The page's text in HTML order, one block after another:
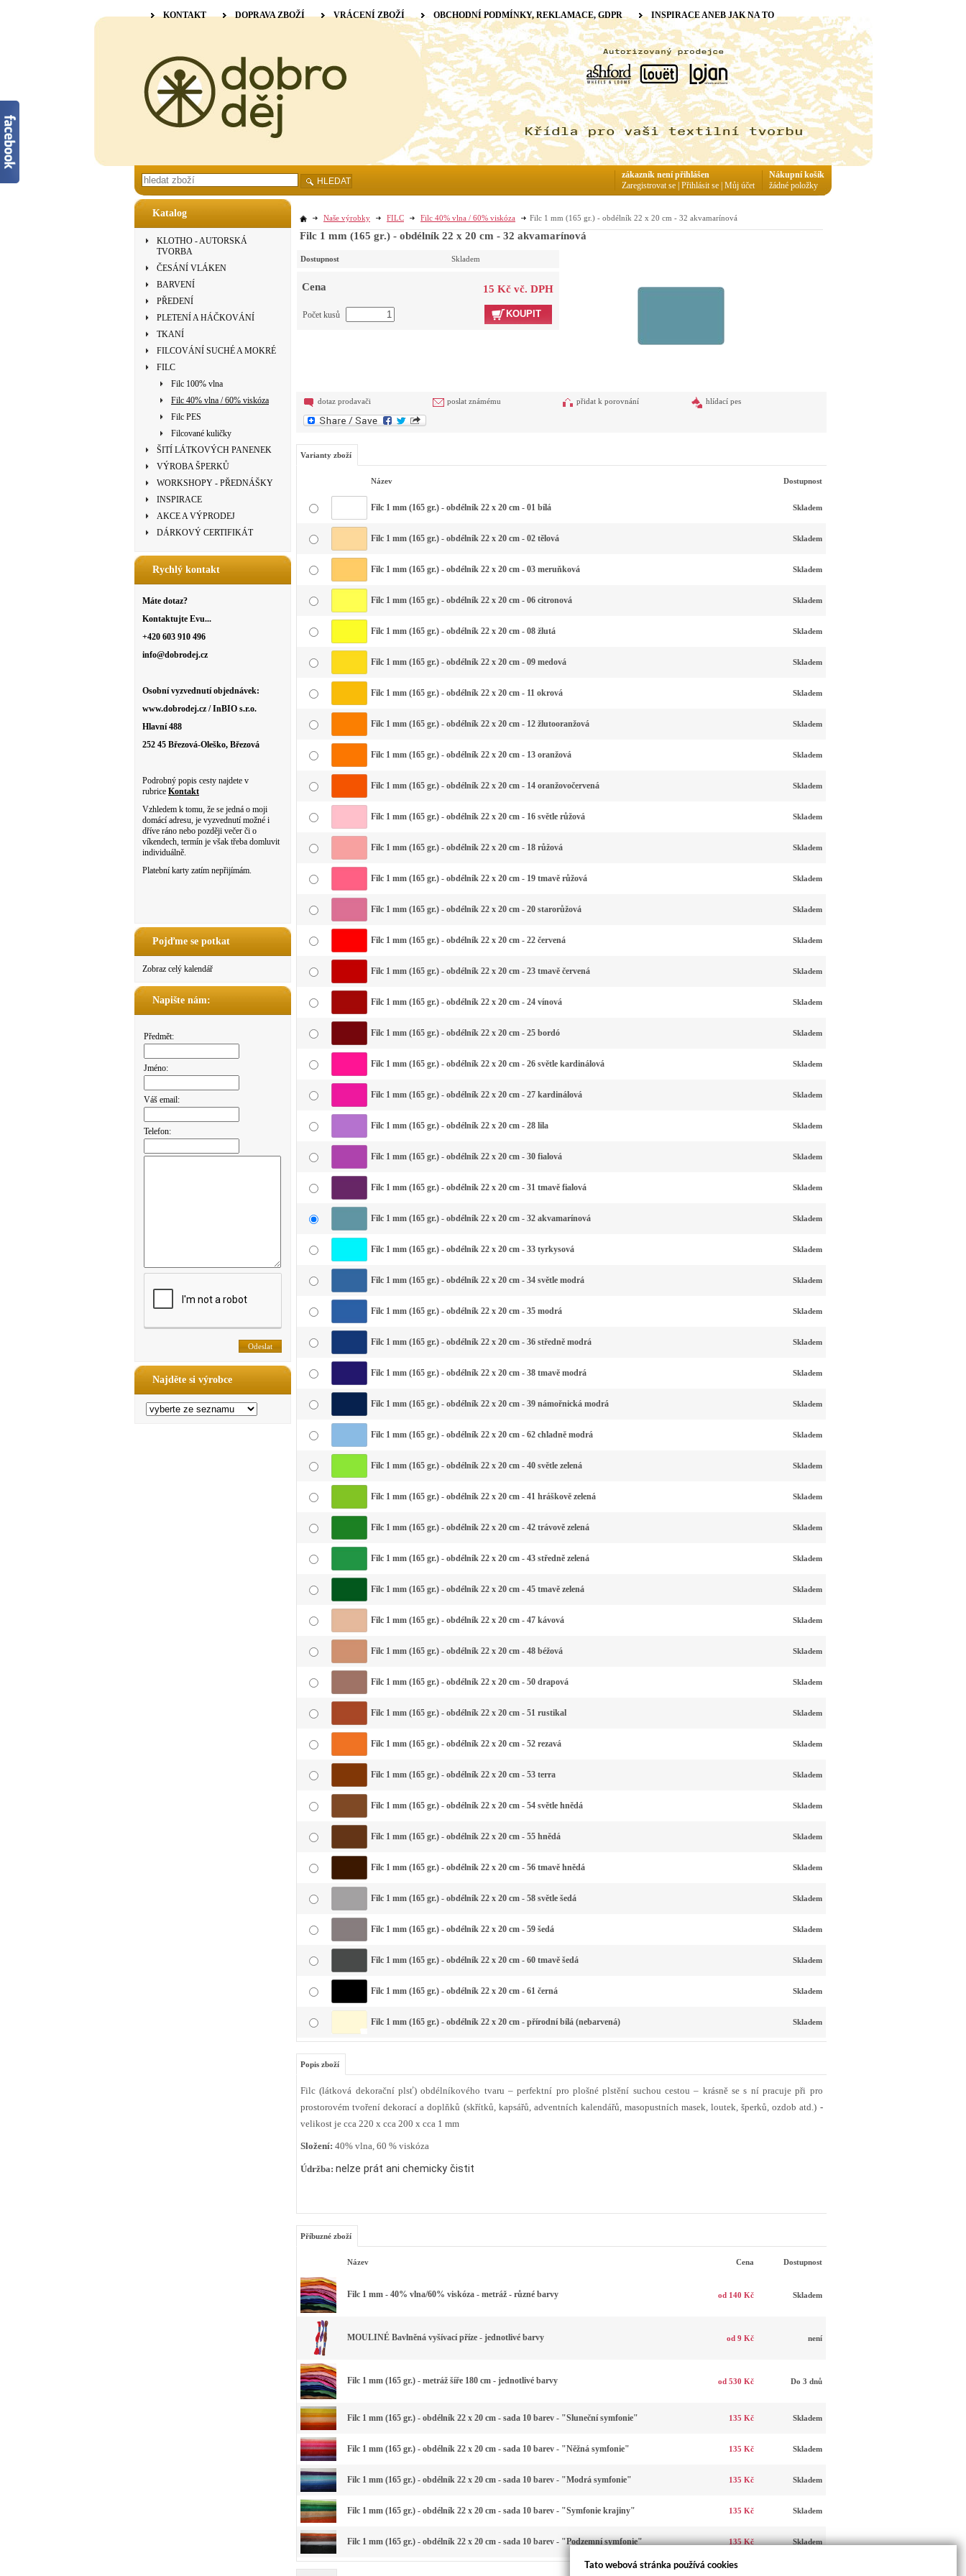
Katalog
KLOTHO - AUTORSKÁ
TVORBA
ČESÁNÍ VLÁKEN
BARVENÍ
PŘEDENÍ
PLETENÍ A HÁČKOVÁNÍ
TKANÍ
FILCOVÁNÍ SUCHÉ A MOKRÉ
FILC
Filc 100% vlna
Filc 40% vlna / 60% viskóza
Filc PES
Filcované kuličky
ŠITÍ LÁTKOVÝCH PANENEK
VÝROBA ŠPERKŮ
WORKSHOPY - PŘEDNÁŠKY
INSPIRACE
AKCE A VÝPRODEJ
DÁRKOVÝ CERTIFIKÁT
Rychlý kontakt
Máte dotaz?
Kontaktujte Evu...
+420 603 910 496
info@dobrodej.cz
Osobní vyzvednutí objednávek:
www.dobrodej.cz / InBIO s.r.o.
Hlavní 488
252 45 Březová-Oleško, Březová
Podrobný popis cesty najdete v
rubrice Kontakt
Vzhledem k tomu, že se jedná o moji
domácí adresu, je vyzvednutí možné i
dříve ráno nebo později večer či o
víkendech, termín je však třeba domluvit
individuálně.
Platební karty zatím nepřijímám.
Pojďme se potkat
Zobraz celý kalendář
Napište nám:
Předmět:
Jméno:
Váš email:
Telefon:
Najděte si výrobce
Naše výrobky FILC Filc 40% vlna / 60% viskóza Filc 1 mm (165 gr.) - obdélník 22 x 20 cm - 32 akvamarínová
Filc 1 mm (165 gr.) - obdélník 22 x 20 cm - 32 akvamarínová
Dostupnost Skladem
Cena 15 Kč vč. DPH
KOUPIT
Počet kusů
dotaz prodavači poslat známému přidat k porovnání hlídací pes
Varianty zboží
Název Dostupnost
Filc 1 mm (165 gr.) - obdélník 22 x 20 cm - 01 bílá Skladem
Filc 1 mm (165 gr.) - obdélník 22 x 20 cm - 02 tělová Skladem
Filc 1 mm (165 gr.) - obdélník 22 x 20 cm - 03 meruňková Skladem
Filc 1 mm (165 gr.) - obdélník 22 x 20 cm - 06 citronová Skladem
Filc 1 mm (165 gr.) - obdélník 22 x 20 cm - 08 žlutá Skladem
Filc 1 mm (165 gr.) - obdélník 22 x 20 cm - 09 medová Skladem
Filc 1 mm (165 gr.) - obdélník 22 x 20 cm - 11 okrová Skladem
Filc 1 mm (165 gr.) - obdélník 22 x 20 cm - 12 žlutooranžová Skladem
Filc 1 mm (165 gr.) - obdélník 22 x 20 cm - 13 oranžová Skladem
Filc 1 mm (165 gr.) - obdélník 22 x 20 cm - 14 oranžovočervená Skladem
Filc 1 mm (165 gr.) - obdélník 22 x 20 cm - 16 světle růžová Skladem
Filc 1 mm (165 gr.) - obdélník 22 x 20 cm - 18 růžová Skladem
Filc 1 mm (165 gr.) - obdélník 22 x 20 cm - 19 tmavě růžová Skladem
Filc 1 mm (165 gr.) - obdélník 22 x 20 cm - 20 starorůžová Skladem
Filc 1 mm (165 gr.) - obdélník 22 x 20 cm - 22 červená Skladem
Filc 1 mm (165 gr.) - obdélník 22 x 20 cm - 23 tmavě červená Skladem
Filc 1 mm (165 gr.) - obdélník 22 x 20 cm - 24 vínová Skladem
Filc 1 mm (165 gr.) - obdélník 22 x 20 cm - 25 bordó Skladem
Filc 1 mm (165 gr.) - obdélník 22 x 20 cm - 26 světle kardinálová Skladem
Filc 1 mm (165 gr.) - obdélník 22 x 20 cm - 27 kardinálová Skladem
Filc 1 mm (165 gr.) - obdélník 22 x 20 cm - 28 lila Skladem
Filc 1 mm (165 gr.) - obdélník 22 x 20 cm - 30 fialová Skladem
Filc 1 mm (165 gr.) - obdélník 22 x 20 cm - 31 tmavě fialová Skladem
Filc 1 mm (165 gr.) - obdélník 22 x 20 cm - 32 akvamarínová Skladem
Filc 1 mm (165 gr.) - obdélník 22 x 20 cm - 33 tyrkysová Skladem
Filc 1 mm (165 gr.) - obdélník 22 x 20 cm - 34 světle modrá Skladem
Filc 1 mm (165 gr.) - obdélník 22 x 20 cm - 35 modrá Skladem
Filc 1 mm (165 gr.) - obdélník 22 x 20 cm - 36 středně modrá Skladem
Filc 1 mm (165 gr.) - obdélník 22 x 20 cm - 38 tmavě modrá Skladem
Filc 1 mm (165 gr.) - obdélník 22 x 20 cm - 39 námořnická modrá Skladem
Filc 1 mm (165 gr.) - obdélník 22 x 20 cm - 62 chladně modrá Skladem
Filc 1 mm (165 gr.) - obdélník 22 x 20 cm - 40 světle zelená Skladem
Filc 1 mm (165 gr.) - obdélník 22 x 20 cm - 41 hráškově zelená Skladem
Filc 1 mm (165 gr.) - obdélník 22 x 20 cm - 42 trávově zelená Skladem
Filc 1 mm (165 gr.) - obdélník 22 x 20 cm - 43 středně zelená Skladem
Filc 1 mm (165 gr.) - obdélník 22 x 20 cm - 45 tmavě zelená Skladem
Filc 1 mm (165 gr.) - obdélník 22 x 20 cm - 47 kávová Skladem
Filc 1 mm (165 gr.) - obdélník 22 x 20 cm - 48 béžová Skladem
Filc 1 mm (165 gr.) - obdélník 22 x 20 cm - 50 drapová Skladem
Filc 1 mm (165 gr.) - obdélník 22 x 20 cm - 51 rustikal Skladem
Filc 1 mm (165 gr.) - obdélník 22 x 20 cm - 52 rezavá Skladem
Filc 1 mm (165 gr.) - obdélník 22 x 20 cm - 53 terra Skladem
Filc 1 mm (165 gr.) - obdélník 22 x 20 cm - 54 světle hnědá Skladem
Filc 1 mm (165 gr.) - obdélník 22 x 20 cm - 55 hnědá Skladem
Filc 1 mm (165 gr.) - obdélník 22 x 20 cm - 56 tmavě hnědá Skladem
Filc 1 mm (165 gr.) - obdélník 22 x 20 cm - 58 světle šedá Skladem
Filc 1 mm (165 gr.) - obdélník 22 x 20 cm - 59 šedá Skladem
Filc 1 mm (165 gr.) - obdélník 22 x 20 cm - 60 tmavě šedá Skladem
Filc 1 mm (165 gr.) - obdélník 22 x 20 cm - 61 černá Skladem
Filc 1 mm (165 gr.) - obdélník 22 x 20 cm - přírodní bílá (nebarvená) Skladem
Popis zboží
Filc (látková dekorační plsť) obdélníkového tvaru – perfektní pro plošné plstění suchou cestou – krásně se s ní pracuje při pro
prostorovém tvoření dekorací a doplňků (skřítků, kapsářů, adventních kalendářů, masopustních masek, loutek, šperků, ozdob atd.) -
velikost je cca 220 x cca 200 x cca 1 mm
Složení: 40% vlna, 60 % viskóza
Údržba: nelze prát ani chemicky čistit
Příbuzné zboží
Název Cena Dostupnost
Filc 1 mm - 40% vlna/60% viskóza - metráž - různé barvy od 140 Kč Skladem
MOULINÉ Bavlněná vyšívací příze - jednotlivé barvy od 9 Kč není
Filc 1 mm (165 gr.) - metráž šíře 180 cm - jednotlivé barvy od 530 Kč Do 3 dnů
Filc 1 mm (165 gr.) - obdélník 22 x 20 cm - sada 10 barev - "Sluneční symfonie" 135 Kč Skladem
Filc 1 mm (165 gr.) - obdélník 22 x 20 cm - sada 10 barev - "Něžná symfonie" 135 Kč Skladem
Filc 1 mm (165 gr.) - obdélník 22 x 20 cm - sada 10 barev - "Modrá symfonie" 135 Kč Skladem
Filc 1 mm (165 gr.) - obdélník 22 x 20 cm - sada 10 barev - "Symfonie krajiny" 135 Kč Skladem
Filc 1 mm (165 gr.) - obdélník 22 x 20 cm - sada 10 barev - "Podzemní symfonie" 135 Kč Skladem
KONTAKT DOPRAVA ZBOŽÍ VRÁCENÍ ZBOŽÍ OBCHODNÍ PODMÍNKY, REKLAMACE, GDPR INSPIRACE ANEB JAK NA TO
HLEDAT
Nákupní košík
žádné položky
zákazník není přihlášen
Zaregistrovat se Přihlásit se Můj účet
Tato webová stránka používá cookies